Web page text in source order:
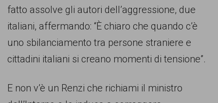
fatto assolve gli autori dell’aggressione, due
italiani, affermando: “È chiaro che quando c’è
uno sbilanciamento tra persone straniere e
cittadini italiani si creano momenti di tensione”.
E non v’è un Renzi che richiami il ministro